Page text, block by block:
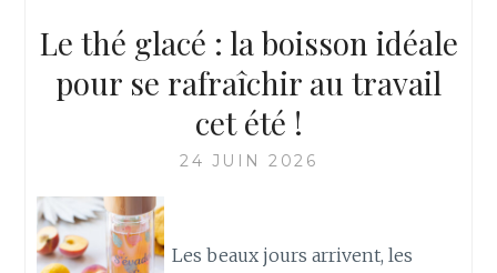
Le thé glacé : la boisson idéale
pour se rafraîchir au travail
cet été !
24 JUIN 2026
Les beaux jours arrivent, les